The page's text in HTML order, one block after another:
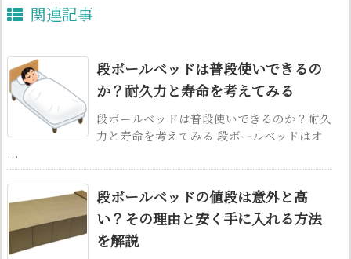
関連記事
段ボールベッドは普段使いできるの
か？耐久力と寿命を考えてみる
段ボールベッドは普段使いできるのか？耐久
力と寿命を考えてみる 段ボールベッドはオ
...
段ボールベッドの値段は意外と高
い？その理由と安く手に入れる方法
を解説